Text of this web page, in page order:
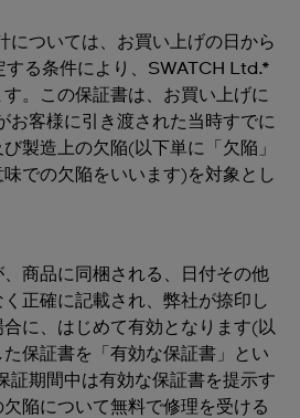
については、お買い上げの日から
する条件により、SWATCH Ltd.*
。この保証書は、お買い上げに
お客様に引き渡された当時すでに
製造上の欠陥(以下単に「欠陥」
での欠陥をいいます)を対象とし
商品に同梱される、日付その他
正確に記載され、弊社が捺印し
に、はじめて有効となります(以
た保証書を「有効な保証書」とい
証期間中は有効な保証書を提示す
陥について無料で修理を受ける